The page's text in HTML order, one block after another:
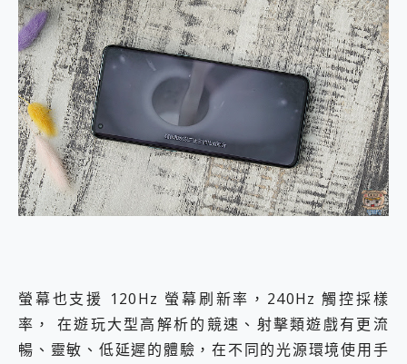
螢幕也支援 120Hz 螢幕刷新率，240Hz 觸控採樣
率， 在遊玩大型高解析的競速、射擊類遊戲有更流
暢、靈敏、低延遲的體驗，在不同的光源環境使用手